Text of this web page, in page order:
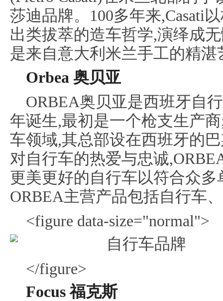
莎迪品牌。100多年来,Casati
出类拔萃的造车哲学,演绎成
是来自意大利米兰手工的精湛
Orbea 奥贝亚
ORBEA奥贝亚是西班牙自
年诞生,最初是一个枪支生产
车领域,其总部设在西班牙的
对自行车的热爱与忠诚
更美更好的自行车以符合众
ORBEA主营产品包括自行车
<figure data-size="normal">
</figure>
Focus 福克斯